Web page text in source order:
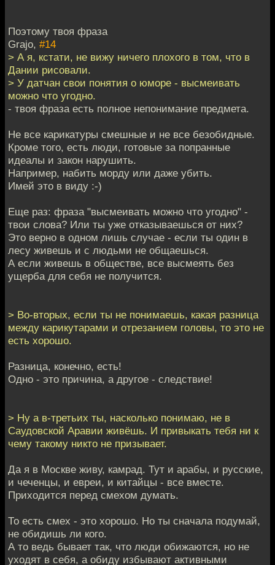
Поэтому твоя фраза
Grajo, #14
> А я, кстати, не вижу ничего плохого в том, что в
Дании рисовали.
> У датчан свои понятия о юморе - высмеивать
можно что угодно.
- твоя фраза есть полное непонимание предмета.
Не все карикатуры смешные и не все безобидные.
Кроме того, есть люди, готовые за попранные
идеалы и закон нарушить.
Например, набить морду или даже убить.
Имей это в виду :-)
Еще раз: фраза "высмеивать можно что угодно" -
твои слова? Или ты уже отказываешься от них?
Это верно в одном лишь случае - если ты один в
лесу живешь и с людьми не общаешься.
А если живешь в обществе, все высмеять без
ущерба для себя не получится.
> Во-вторых, если ты не понимаешь, какая разница
между карикутарами и отрезанием головы, то это не
есть хорошо.
Разница, конечно, есть!
Одно - это причина, а другое - следствие!
> Ну а в-третьих ты, насколько понимаю, не в
Саудовской Аравии живёшь. И привыкать тебя ни к
чему такому никто не призывает.
Да я в Москве живу, камрад. Тут и арабы, и русские,
и чеченцы, и евреи, и китайцы - все вместе.
Приходится перед смехом думать.
То есть смех - это хорошо. Но ты сначала подумай,
не обидишь ли кого.
А то ведь бывает так, что люди обижаются, но не
уходят в себя, а обиду избывают активными